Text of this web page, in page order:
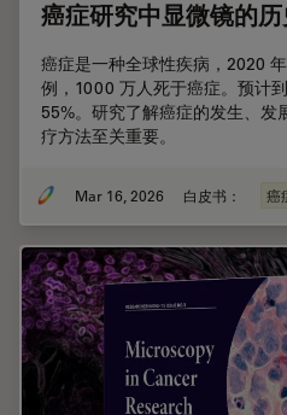
癌症研究中显微镜的
癌症是一种全球性疾病，2020
例，1000 万人死于癌症。预计
55%。研究了解癌症的发生、发
疗方法至关重要。
Mar 16, 2026 白皮书： 癌